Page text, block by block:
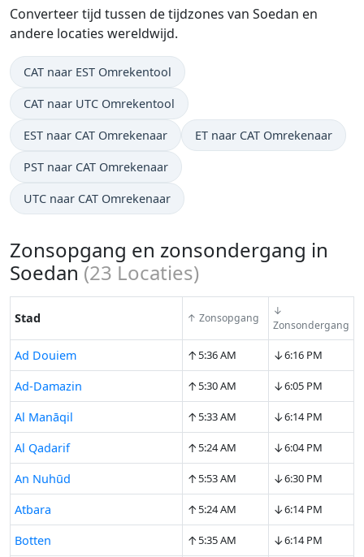
Converteer tijd tussen de tijdzones van Soedan en
andere locaties wereldwijd.
CAT naar EST Omrekentool
CAT naar UTC Omrekentool
EST naar CAT Omrekenaar ET naar CAT Omrekenaar
PST naar CAT Omrekenaar
UTC naar CAT Omrekenaar
Zonsopgang en zonsondergang in
Soedan (23 Locaties)
Stad ↑ Zonsopgang
↓
Zonsondergang
Ad Douiem ↑5:36 AM ↓6:16 PM
Ad-Damazin ↑5:30 AM ↓6:05 PM
Al Manāqil ↑5:33 AM ↓6:14 PM
Al Qadarif ↑5:24 AM ↓6:04 PM
An Nuhūd ↑5:53 AM ↓6:30 PM
Atbara ↑5:24 AM ↓6:14 PM
Botten ↑5:35 AM ↓6:14 PM